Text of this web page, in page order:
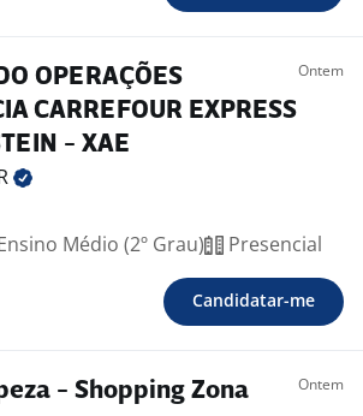
OPERAÇÕES
CARREFOUR EXPRESS
- XAE
Ontem
Médio (2º Grau) Presencial
Candidatar-me
- Shopping Zona
Ontem